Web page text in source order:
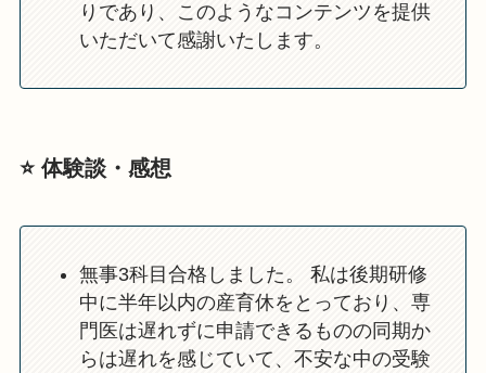
りであり、このようなコンテンツを提供
いただいて感謝いたします。
⭐️ 体験談・感想
無事3科目合格しました。 私は後期研修
中に半年以内の産育休をとっており、専
門医は遅れずに申請できるものの同期か
らは遅れを感じていて、不安な中の受験